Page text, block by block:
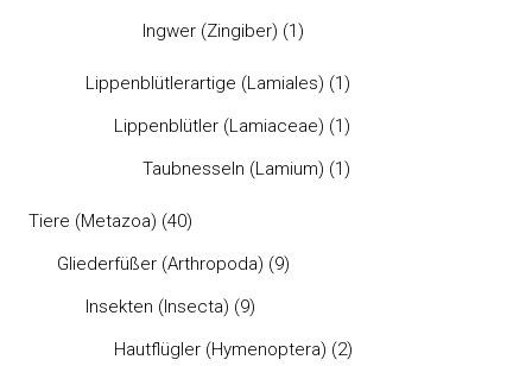
Ingwer (Zingiber) (1)
Lippenblütlerartige (Lamiales) (1)
Lippenblütler (Lamiaceae) (1)
Taubnesseln (Lamium) (1)
Tiere (Metazoa) (40)
Gliederfüßer (Arthropoda) (9)
Insekten (Insecta) (9)
Hautflügler (Hymenoptera) (2)